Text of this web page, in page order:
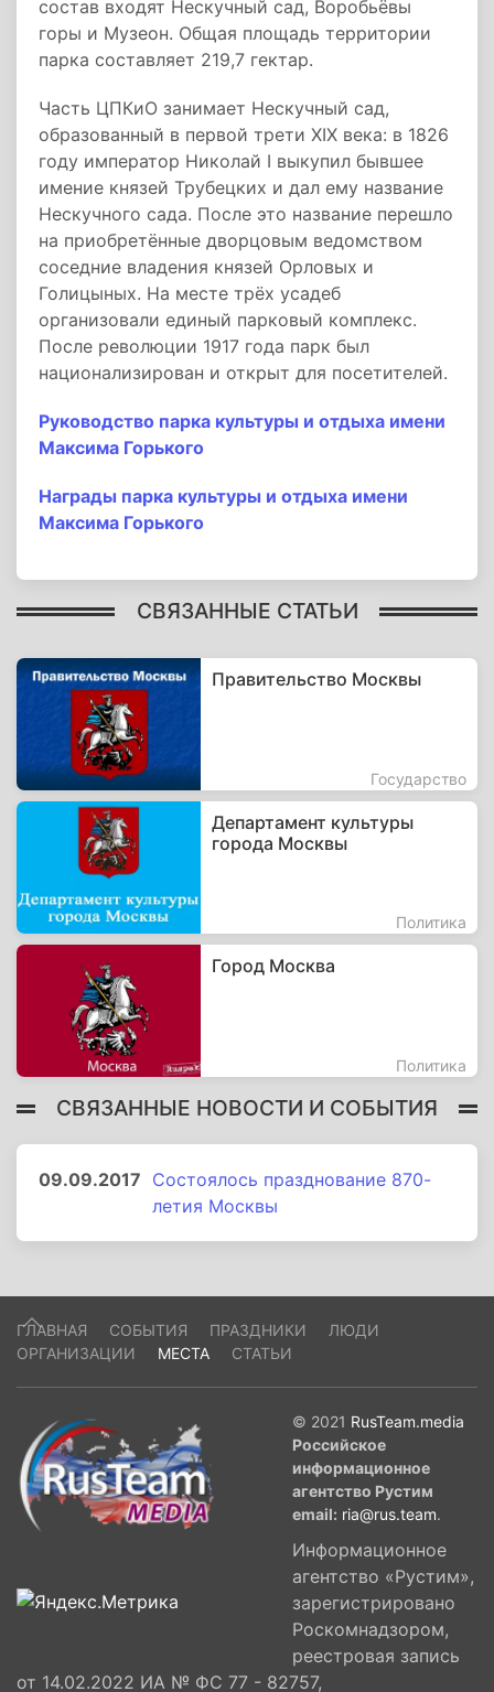
состав входят Нескучный сад, Воробьёвы
горы и Музеон. Общая площадь территории
парка составляет 219,7 гектар.
Часть ЦПКиО занимает Нескучный сад,
образованный в первой трети XIX века: в 1826
году император Николай I выкупил бывшее
имение князей Трубецких и дал ему название
Нескучного сада. После это название перешло
на приобретённые дворцовым ведомством
соседние владения князей Орловых и
Голицыных. На месте трёх усадеб
организовали единый парковый комплекс.
После революции 1917 года парк был
национализирован и открыт для посетителей.
Руководство парка культуры и отдыха имени
Максима Горького
Награды парка культуры и отдыха имени
Максима Горького
СВЯЗАННЫЕ СТАТЬИ
Правительство Москвы
Государство
Департамент культуры
города Москвы
Политика
Город Москва
Политика
СВЯЗАННЫЕ НОВОСТИ И СОБЫТИЯ
09.09.2017 Состоялось празднование 870-
летия Москвы
ГЛАВНАЯ СОБЫТИЯ ПРАЗДНИКИ
ЛЮДИ
ОРГАНИЗАЦИИ
МЕСТА СТАТЬИ
© 2021 RusTeam.media
Российское
информационное
агентство Рустим
email: ria@rus.team.
Информационное
агентство «Рустим»,
зарегистрировано
Роскомнадзором,
реестровая запись
от 14.02.2022 ИА № ФС 77 - 82757,